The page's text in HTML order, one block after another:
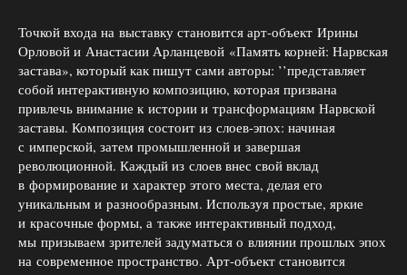
Точкой входа на выставку становится арт-объект Ирины
Орловой и Анастасии Арланцевой «Память корней: Нарвская
застава», который как пишут сами авторы: ’’представляет
собой интерактивную композицию, которая призвана
привлечь внимание к истории и трансформациям Нарвской
заставы. Композиция состоит из слоев-эпох: начиная
с имперской, затем промышленной и завершая
революционной. Каждый из слоев внес свой вклад
в формирование и характер этого места, делая его
уникальным и разнообразным. Используя простые, яркие
и красочные формы, а также интерактивный подход,
мы призываем зрителей задуматься о влиянии прошлых эпох
на современное пространство. Арт-объект становится